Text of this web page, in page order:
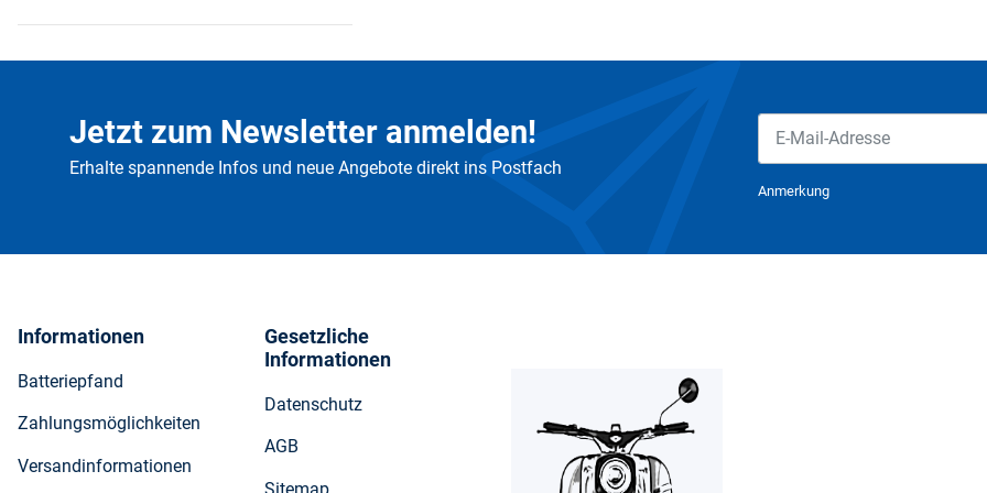
Jetzt zum Newsletter anmelden!
Erhalte spannende Infos und neue Angebote direkt ins Postfach
Anmerkung
Informationen
Batteriepfand
Zahlungsmöglichkeiten
Versandinformationen
Gesetzliche
Informationen
Datenschutz
AGB